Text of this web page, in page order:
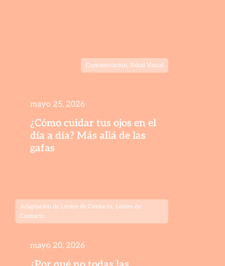
mayo 25, 2026
Concienciación, Salud Visual
¿Cómo cuidar tus ojos en el
día a día? Más allá de las
gafas
mayo 20, 2026
Adaptación de Lentes de Contacto, Lentes de
Contacto